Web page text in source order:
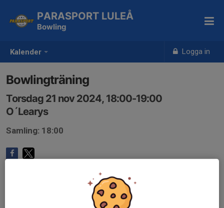
Kalender Logga in
PARASPORT LULEÅ
Bowling
Bowlingträning
Torsdag 21 nov 2024, 18:00-19:00
O´Learys
Samling: 18:00